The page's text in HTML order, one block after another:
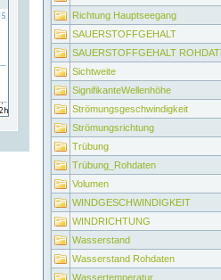
Richtung Hauptseegang
SAUERSTOFFGEHALT
SAUERSTOFFGEHALT
Sichtweite
SignifikanteWellenhöhe
Strömungsgeschwindigkeit
Strömungsrichtung
Trübung
Trübung_Rohdaten
Volumen
WINDGESCHWINDIGKEIT
WINDRICHTUNG
Wasserstand
Wasserstand Rohdaten
Wassertemperatur